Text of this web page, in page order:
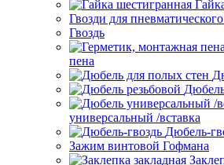
Гвозди для
Гвоздь
пена
универсальный /вставка
Дюбель-
Зажим винтовой Гофмана